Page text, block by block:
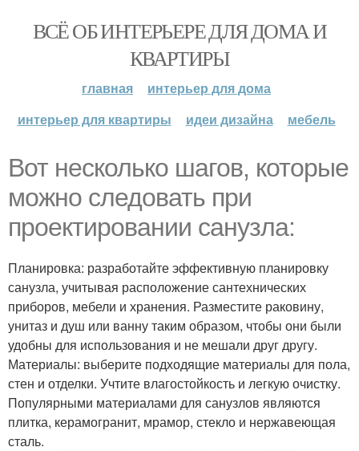
ВСЁ ОБ ИНТЕРЬЕРЕ ДЛЯ ДОМА И
КВАРТИРЫ
главная
интерьер для дома
интерьер для квартиры
идеи дизайна мебель
Вот несколько шагов, которые
можно следовать при
проектировании санузла:
Планировка: разработайте эффективную планировку
санузла, учитывая расположение сантехнических
приборов, мебели и хранения. Разместите раковину,
унитаз и душ или ванну таким образом, чтобы они были
удобны для использования и не мешали друг другу.
Материалы: выберите подходящие материалы для пола,
стен и отделки. Учтите влагостойкость и легкую очистку.
Популярными материалами для санузлов являются
плитка, керамогранит, мрамор, стекло и нержавеющая
сталь.